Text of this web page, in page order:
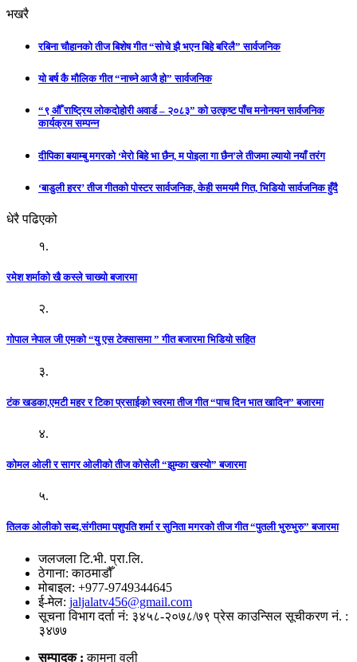
भखरै
रबिना चौहानको तीज बिशेष गीत “सोचे झै भएन बिहे बरिलै” सार्वजनिक
यो बर्ष कै मौलिक गीत “नाच्ने आजै हो” सार्वजनिक
“९ औँ राष्ट्रिय लोकदोहोरी अवार्ड – २०८३” को उत्कृष्ट पाँच मनोनयन सार्वजनिक
कार्यक्रम सम्पन्न
दीपिका बयाम्बु मगरको ‘मेरो बिहे भा छैन, म पोइला गा छैन’ले तीजमा ल्यायो नयाँ तरंग
‘बाडुली हरर’ तीज गीतको पोस्टर सार्वजनिक, केही समयमै गित, भिडियो सार्वजनिक हुँदै
धेरै पढिएको
१.
रमेश शर्माको खै कस्ले चाख्यो बजारमा
२.
गोपाल नेपाल जी एमको “यु एस टेक्सासमा ” गीत बजारमा भिडियो सहित
३.
टंक खडका,एमटी महर र टिका प्रसाईको स्वरमा तीज गीत “पाच दिन भात खादिन” बजारमा
४.
कोमल ओली र सागर ओलीको तीज कोसेली “झुम्का खस्यो” बजारमा
५.
तिलक ओलीको सब्द,संगीतमा पशुपति शर्मा र सुनिता मगरको तीज गीत “पुतली भुरुभुरु” बजारमा
जलजला टि.भी. प्रा.लि.
ठेगाना: काठमाडौँ
मोबाइल: +977-9749344645
ई-मेल: jaljalatv456@gmail.com
सूचना विभाग दर्ता नं: ३४५८-२०७८/७९ प्रेस काउन्सिल सूचीकरण नं. :
३४७७
सम्पादक :कामना वली